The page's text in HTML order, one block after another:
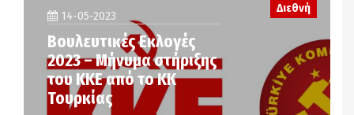
14-05-2023
Βουλευτικές Εκλογές
2023 – Μήνυμα στήριξης
του ΚΚΕ από το ΚΚ
Τουρκίας
Διεθνή